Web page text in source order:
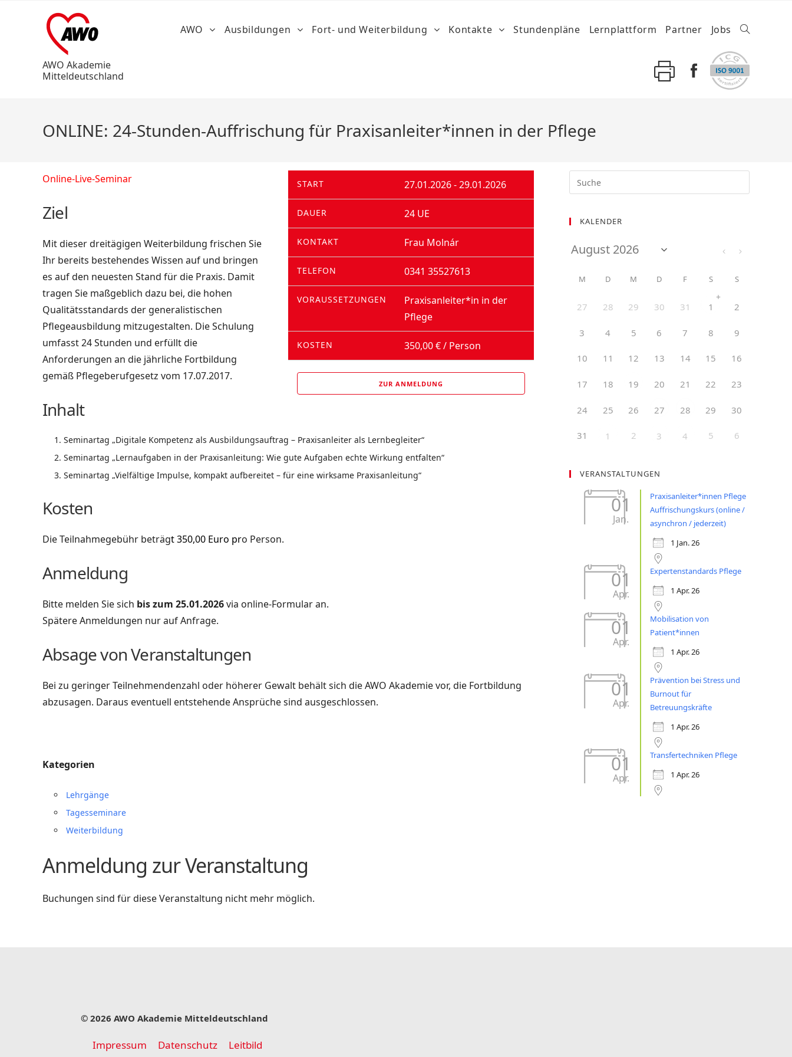
AWO Akademie
Mitteldeutschland
AWO Ausbildungen Fort- und Weiterbildung Kontakte Stundenpläne Lernplattform Partner Jobs
ONLINE: 24-Stunden-Auffrischung für Praxisanleiter*innen in der Pflege
START 27.01.2026 - 29.01.2026
DAUER 24 UE
KONTAKT Frau Molnár
TELEFON 0341 35527613
VORAUSSETZUNGEN
Praxisanleiter*in in der
Pflege
KOSTEN 350,00 € / Person
ZUR ANMELDUNG
Online-Live-Seminar
Ziel
Mitdieser dreitägigen Weiterbildung frischen Sie
Ihr bereits bestehendes Wissen auf und bringen
es auf den neuesten Stand für die Praxis. Damit
tragen Sie maßgeblich dazu bei, die hohen
Qualitätsstandards der generalistischen
Pflegeausbildung mitzugestalten. Die Schulung
umfasst 24 Stunden und erfüllt die
Anforderungen an die jährliche Fortbildung
gemäß Pflegeberufgesetz vom 17.07.2017.
Inhalt
Seminartag „Digitale Kompetenz als Ausbildungsauftrag – Praxisanleiter als Lernbegleiter“
Seminartag „Lernaufgaben in der Praxisanleitung: Wie gute Aufgaben echte Wirkung entfalten“
Seminartag „Vielfältige Impulse, kompakt aufbereitet – für eine wirksame Praxisanleitung“
Kosten
Die Teilnahmegebühr beträgt 350,00 Euro pro Person.
Anmeldung
Bitte melden Sie sich bis zum 25.01.2026via online-Formular an.
Spätere Anmeldungen nur auf Anfrage.
Absage von Veranstaltungen
Bei zu geringer Teilnehmendenzahl oder höherer Gewalt behält sich die AWO Akademie vor, die Fortbildung
abzusagen. Daraus eventuell entstehende Ansprüche sind ausgeschlossen.
Kategorien
Lehrgänge
Tagesseminare
Weiterbildung
Anmeldung zur Veranstaltung
Buchungen sind für diese Veranstaltung nicht mehr möglich.
KALENDER
M D M D F S S
27 28 29 30 31 1
+
2
3 4 5 6 7 8 9
10 11 12 13 14 15 16
17 18 19 20 21 22 23
24 25 26 27 28 29 30
31 1 2 3 4 5 6
VERANSTALTUNGEN
01
Jan.
Praxisanleiter*innen Pflege
Auffrischungskurs (online /
asynchron / jederzeit)
1 Jan. 26
01
Apr.
Expertenstandards Pflege
1 Apr. 26
01
Apr.
Mobilisation von
Patient*innen
1 Apr. 26
01
Apr.
Prävention bei Stress und
Burnout für
Betreuungskräfte
1 Apr. 26
01
Apr.
Transfertechniken Pflege
1 Apr. 26
© 2026 AWO Akademie Mitteldeutschland
Impressum Datenschutz Leitbild